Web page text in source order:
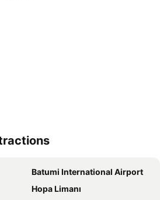
Batumi International Airport
Hopa Limanı